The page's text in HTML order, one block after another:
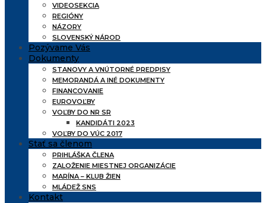
VIDEOSEKCIA
REGIÓNY
NÁZORY
SLOVENSKÝ NÁROD
Pozývame Vás
Dokumenty
STANOVY A VNÚTORNÉ PREDPISY
MEMORANDÁ A INÉ DOKUMENTY
FINANCOVANIE
EUROVOĽBY
VOĽBY DO NR SR
KANDIDÁTI 2023
VOĽBY DO VÚC 2017
Stať sa členom
PRIHLÁŠKA ČLENA
ZALOŽENIE MIESTNEJ ORGANIZÁCIE
MARÍNA – KLUB ŽIEN
MLÁDEŽ SNS
Kontakt